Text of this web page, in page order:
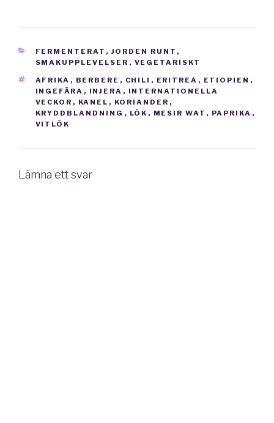
KATEGORIER
FERMENTERAT , JORDEN RUNT ,
SMAKUPPLEVELSER , VEGETARISKT
TAGGAR
AFRIKA , BERBERE , CHILI , ERITREA , ETIOPIEN ,
INGEFÄRA , INJERA , INTERNATIONELLA
VECKOR , KANEL , KORIANDER ,
KRYDDBLANDNING , LÖK , MESIR WAT , PAPRIKA ,
VITLÖK
Lämna ett svar